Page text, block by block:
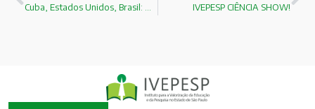
IVEPESP CIÊNCIA SHOW!